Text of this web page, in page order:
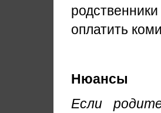
оплатить
Нюансы
Если